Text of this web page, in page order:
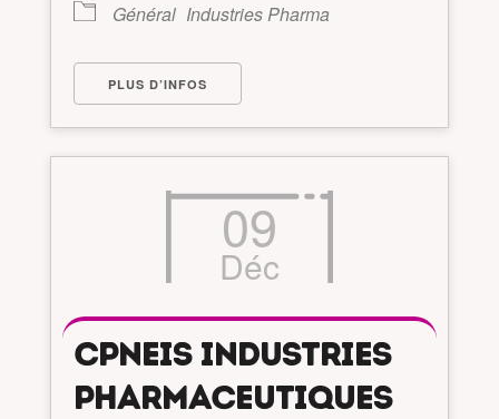
Général Industries Pharma
PLUS D’INFOS
09
Déc
CPNEIS INDUSTRIES
PHARMACEUTIQUES